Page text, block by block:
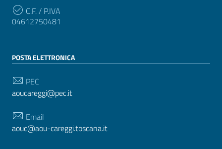
C.F. / P.IVA
04612750481
POSTA ELETTRONICA
PEC
aoucareggi@pec.it
Email
aouc@aou-careggi.toscana.it